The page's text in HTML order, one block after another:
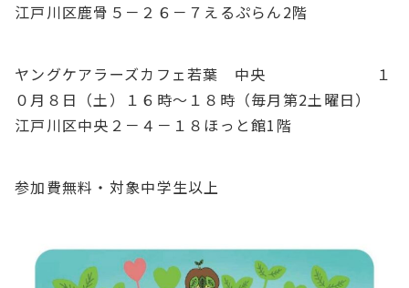
江戸川区鹿骨５－２６－７えるぷらん2階
ヤングケアラーズカフェ若葉 中央 １
０月８日（土）１６時～１８時（毎月第2土曜日）
江戸川区中央２－４－１８ほっと館1階
参加費無料・対象中学生以上